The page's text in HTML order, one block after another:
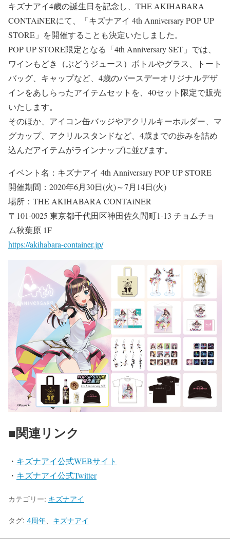
キズナアイ4歳の誕生日を記念し、THE AKIHABARA
CONTAiNERにて、「キズナアイ 4th Anniversary POP UP
STORE」を開催することも決定いたしました。
POP UP STORE限定となる「4th Anniversary SET」では、
ワインもどき（ぶどうジュース）ボトルやグラス、トート
バッグ、キャップなど、4歳のバースデーオリジナルデザ
インをあしらったアイテムセットを、40セット限定で販売
いたします。
そのほか、アイコン缶バッジやアクリルキーホルダー、マ
グカップ、アクリルスタンドなど、4歳までの歩みを詰め
込んだアイテムがラインナップに並びます。
イベント名：キズナアイ 4th Anniversary POP UP STORE
開催期間：2020年6月30日(火)～7月14日(火)
場所：THE AKIHABARA CONTAiNER
〒101-0025 東京都千代田区神田佐久間町1-13 チョムチョ
ム秋葉原 1F
https://akihabara-container.jp/
■関連リンク
・ キズナアイ公式WEBサイト
・ キズナアイ公式Twitter
カテゴリー: キズナアイ
タグ: 4周年 キズナアイ